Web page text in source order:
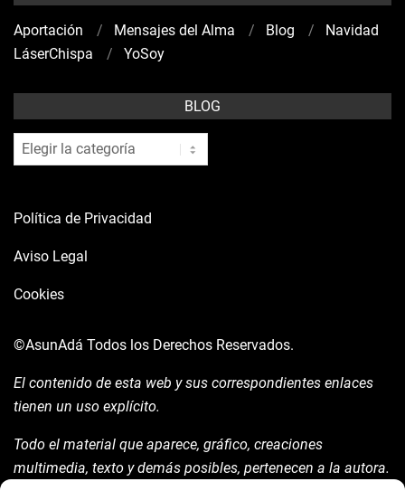
Aportación Mensajes del Alma Blog
Navidad
LáserChispa
YoSoy
BLOG
blog
Política de Privacidad
Aviso Legal
Cookies
©AsunAdá Todos los Derechos Reservados.
El contenido de esta web y sus correspondientes enlaces
tienen un uso explícito.
Todo el material que aparece, gráfico, creaciones
multimedia, texto y demás posibles, pertenecen a la autora.